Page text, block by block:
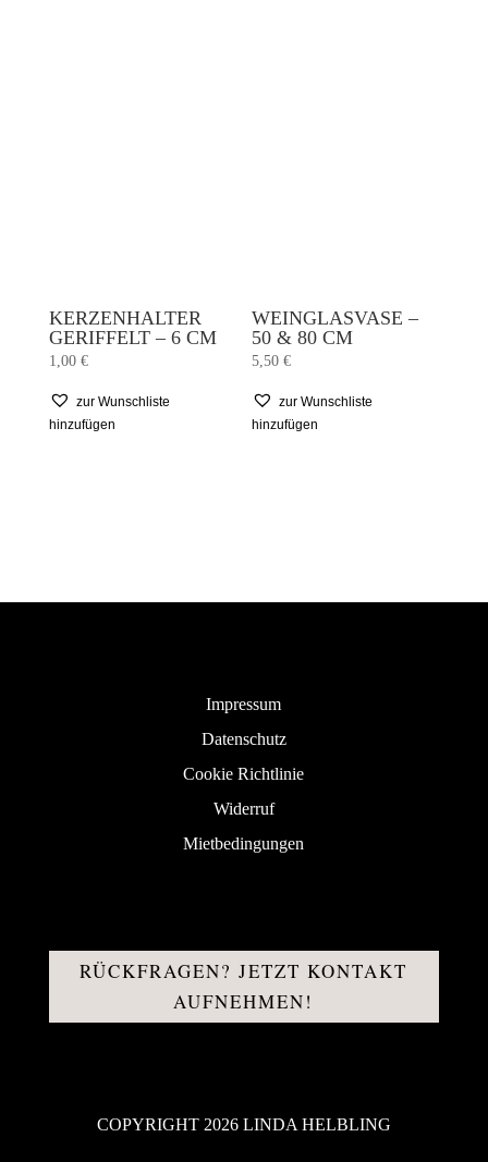
KERZENHALTER
GERIFFELT – 6 CM
1,00 €
zur Wunschliste
hinzufügen
WEINGLASVASE –
50 & 80 CM
5,50€
zur Wunschliste
hinzufügen
Impressum
Datenschutz
Cookie Richtlinie
Widerruf
Mietbedingungen
RÜCKFRAGEN? JETZT KONTAKT
AUFNEHMEN!
COPYRIGHT 2026 LINDA HELBLING